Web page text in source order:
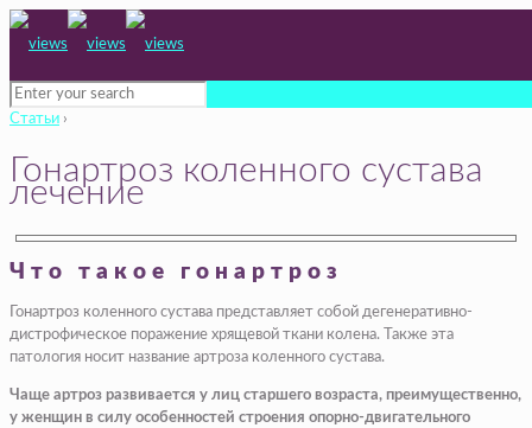
Статьи ›
Гонартроз коленного сустава
лечение
Что такое гонартроз
Гонартроз коленного сустава представляет собой дегенеративно-
дистрофическое поражение хрящевой ткани колена. Также эта
патология носит название артроза коленного сустава.
Чаще артроз развивается у лиц старшего возраста, преимущественно,
у женщин в силу особенностей строения опорно-двигательного